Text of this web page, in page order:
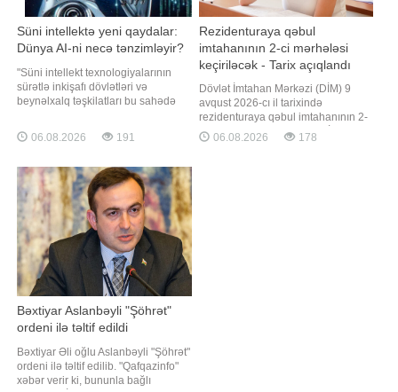
Süni intellektə yeni qaydalar:
Dünya AI-ni necə tənzimləyir?
"Süni intellekt texnologiyalarının
sürətlə inkişafı dövlətləri və
beynəlxalq təşkilatları bu sahədə
formalaşdırmağa sövq edir. Çünki
süni intellekt artıq təkcə texnoloji
təhlükəsizliyi, müəllif hüquqları,
şəxsi məlumatların qorunması və
ictima
06.08.2026 191
Rezidenturaya qəbul
imtahanının 2-ci mərhələsi
keçiriləcək - Tarix açıqlandı
Dövlət İmtahan Mərkəzi (DİM) 9
avqust 2026-cı il tarixində
rezidenturaya qəbul imtahanının 2-
ci mərhələsini keçirəcək. BİG.AZ
xəbər verir ki, bu barədə DİM
06.08.2026 178
Bəxtiyar Aslanbəyli "Şöhrət"
ordeni ilə təltif edildi
Bəxtiyar Əli oğlu Aslanbəyli "Şöhrət"
ordeni ilə təltif edilib. "Qafqazinfo"
xəbər verir ki, bununla bağlı